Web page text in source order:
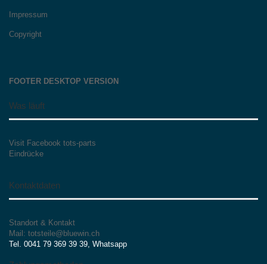
Impressum
Copyright
FOOTER DESKTOP VERSION
Was läuft
Visit Facebook tots-parts
Eindrücke
Kontaktdaten
Standort & Kontakt
Mail: totsteile@bluewin.ch
Tel. 0041 79 369 39 39, Whatsapp